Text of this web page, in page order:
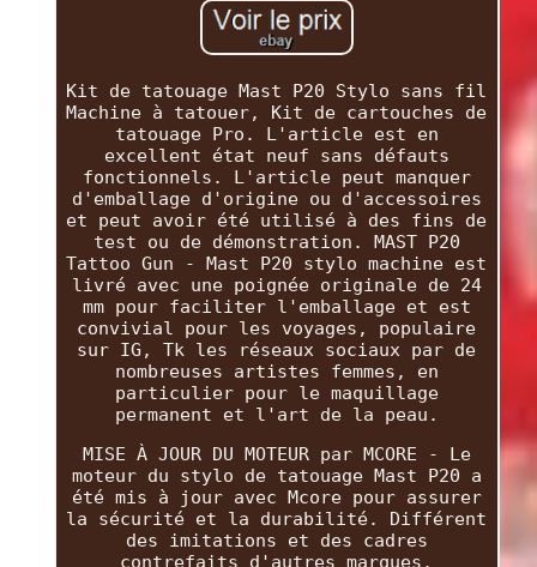
Kit de tatouage Mast P20 Stylo sans fil
Machine à tatouer, Kit de cartouches de
tatouage Pro. L'article est en
excellent état neuf sans défauts
fonctionnels. L'article peut manquer
d'emballage d'origine ou d'accessoires
et peut avoir été utilisé à des fins de
test ou de démonstration. MAST P20
Tattoo Gun - Mast P20 stylo machine est
livré avec une poignée originale de 24
mm pour faciliter l'emballage et est
convivial pour les voyages, populaire
sur IG, Tk les réseaux sociaux par de
nombreuses artistes femmes, en
particulier pour le maquillage
permanent et l'art de la peau.
MISE À JOUR DU MOTEUR par MCORE - Le
moteur du stylo de tatouage Mast P20 a
été mis à jour avec Mcore pour assurer
la sécurité et la durabilité. Différent
des imitations et des cadres
contrefaits d'autres marques.